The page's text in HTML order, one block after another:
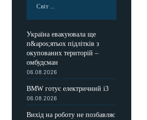
Світ ...
Україна евакуювала ще
п&apos;ятьох підлітків з
окупованих територій –
омбудсман
06.08.2026
BMW готує електричний i3
06.08.2026
Вихід на роботу не позбавляє